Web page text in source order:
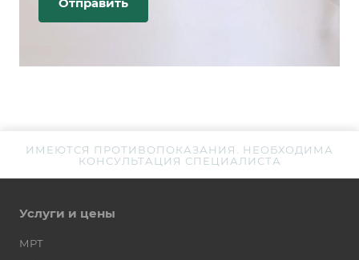
ИМЕЮТСЯ ПРОТИВОПОКАЗАНИЯ. НЕОБХОДИМА
КОНСУЛЬТАЦИЯ СПЕЦИАЛИСТА
Услуги и цены
МРТ